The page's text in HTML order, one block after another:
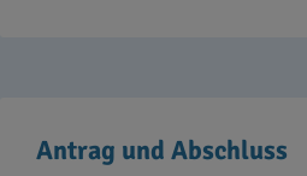
Antrag und Abschluss